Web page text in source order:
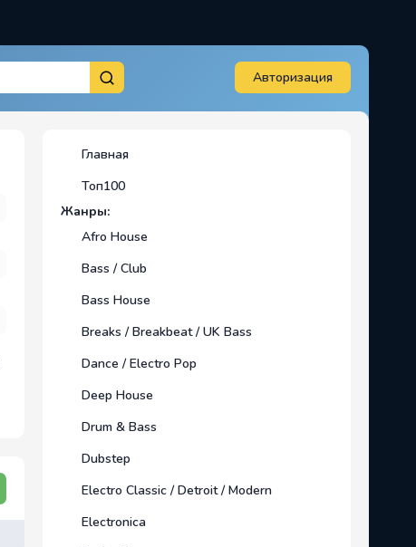
Авторизация
Главная
Топ100
Жанры:
Afro House
Bass / Club
Bass House
Breaks / Breakbeat / UK Bass
Dance / Electro Pop
Deep House
Drum & Bass
Dubstep
Electro Classic / Detroit / Modern
Electronica